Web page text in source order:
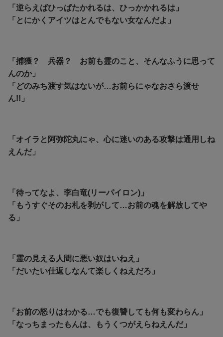
「逆らえばひっぱたかれるは、ひっかかれるは」
「とにかくアイツはとんでもない女なんだよ」
「捕獲？ 兵器？ お前も霊のこと、そんなふうに思って
んのか」
「どのみち渡す気はないが…お前らにゃなおさら渡せ
ん!!」
「オイラと阿弥陀丸にゃ、心に迷いのある攻撃は通用しね
えんだ」
「待ってなよ、李白竜(リーパイロン)」
「もうすぐそのお札を剥がして…お前の魂を解放してや
る」
「霊の見える人間に悪い奴はいねえ」
「だいたい仕返しなんて楽しくねえだろ」
「お前の怒りはわかる…でも復讐しても何も変わらん」
「なっちまったもんは、もうくつがえらねえんだ」